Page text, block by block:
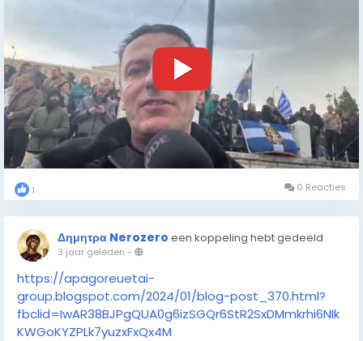
1 0 Reacties
Δημητρα Nerozero een koppeling hebt gedeeld
3 jaar geleden -
https://apagoreuetai-
group.blogspot.com/2024/01/blog-post_370.html?
fbclid=IwAR38BJPgQUA0g6izSGQr6StR2SxDMmkrhi6NIk
KWGoKYZPLk7yuzxFxQx4M